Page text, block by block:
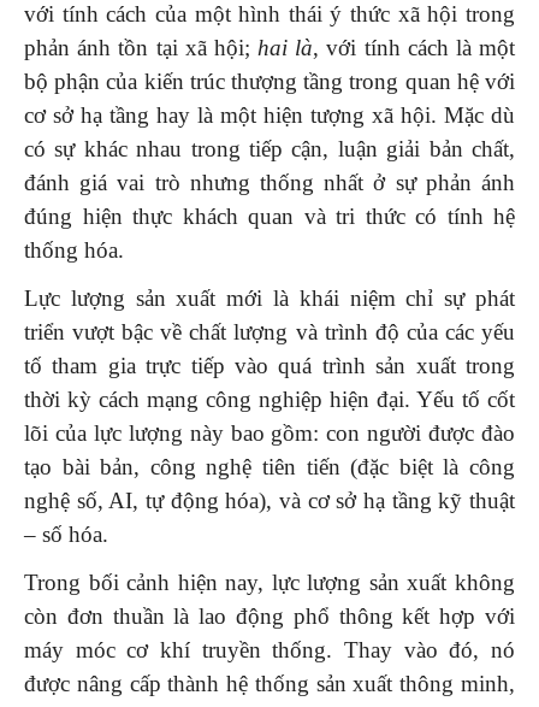
với tính cách của một hình thái ý thức xã hội trong
phản ánh tồn tại xã hội; hai là, với tính cách là một
bộ phận của kiến trúc thượng tầng trong quan hệ với
cơ sở hạ tầng hay là một hiện tượng xã hội. Mặc dù
có sự khác nhau trong tiếp cận, luận giải bản chất,
đánh giá vai trò nhưng thống nhất ở sự phản ánh
đúng hiện thực khách quan và tri thức có tính hệ
thống hóa.
Lực lượng sản xuất mới là khái niệm chỉ sự phát
triển vượt bậc về chất lượng và trình độ của các yếu
tố tham gia trực tiếp vào quá trình sản xuất trong
thời kỳ cách mạng công nghiệp hiện đại. Yếu tố cốt
lõi của lực lượng này bao gồm: con người được đào
tạo bài bản, công nghệ tiên tiến (đặc biệt là công
nghệ số, AI, tự động hóa), và cơ sở hạ tầng kỹ thuật
– số hóa.
Trong bối cảnh hiện nay, lực lượng sản xuất không
còn đơn thuần là lao động phổ thông kết hợp với
máy móc cơ khí truyền thống. Thay vào đó, nó
được nâng cấp thành hệ thống sản xuất thông minh,